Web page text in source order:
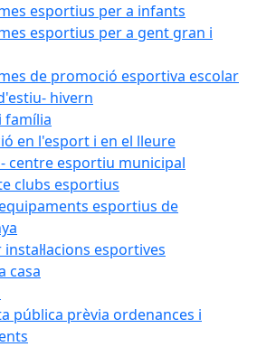
esportius per a infants
esportius per a gent gran i
de promoció esportiva escolar
hivern
família
en l'esport i en el lleure
centre esportiu municipal
clubs esportius
esportius de
esportives
casa
pública prèvia ordenances i